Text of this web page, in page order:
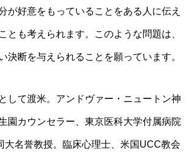
が好意をもっていることをある人に伝え
も考えられます。このような問題は、
断を与えられることを願っています。
て渡米。アンドヴァー・ニュートン神
園カウンセラー、東京医科大学付属病院
名誉教授。臨床心理士、米国UCC教会